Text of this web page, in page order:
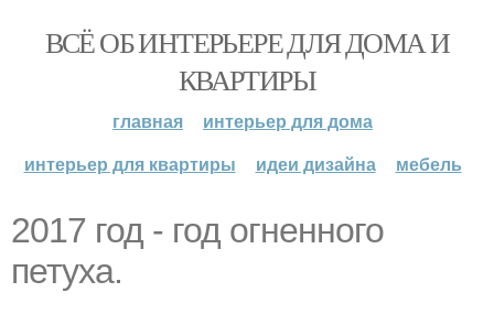
ВСЁ ОБ ИНТЕРЬЕРЕ ДЛЯ ДОМА И
КВАРТИРЫ
главная
интерьер для дома
интерьер для квартиры
идеи дизайна мебель
2017 год - год огненного
петуха.